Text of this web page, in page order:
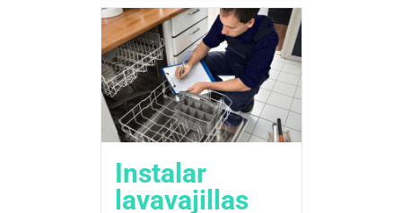
Instalar
lavavajillas